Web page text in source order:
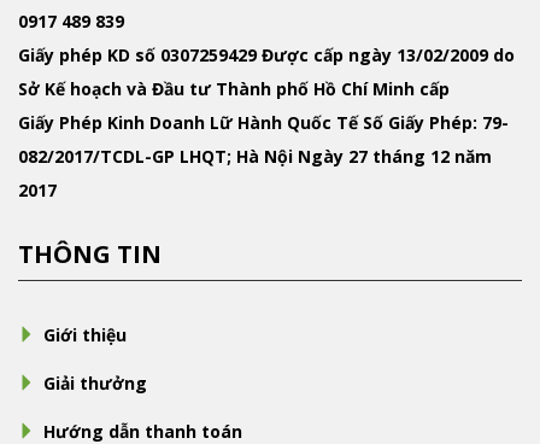
0917 489 839
Giấy phép KD số 0307259429 Được cấp ngày 13/02/2009 do
Sở Kế hoạch và Đầu tư Thành phố Hồ Chí Minh cấp
Giấy Phép Kinh Doanh Lữ Hành Quốc TếSố Giấy Phép: 79-
082/2017/TCDL-GP LHQT; Hà Nội Ngày 27 tháng 12 năm
2017
THÔNG TIN
Giới thiệu
Giải thưởng
Hướng dẫn thanh toán